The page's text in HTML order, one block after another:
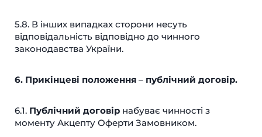
5.8. В інших випадках сторони несуть
відповідальність відповідно до чинного
законодавства України.
6. Прикінцеві положення – публічний договір.
6.1. Публічний договір набуває чинності з
моменту Акцепту Оферти Замовником.